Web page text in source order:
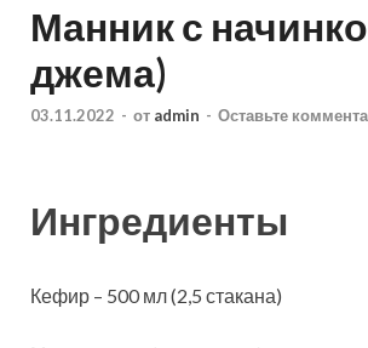
Манник с
джема)
03.11.2022 - от admin - Оставьте
Ингредиенты
Кефир – 500 мл (2,5 стакана)